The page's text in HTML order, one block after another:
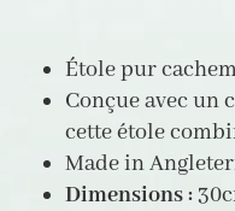
étole
tartan,
pur
cachemire
Étole pur
Conçue avec un
cette étole
Made in
Dimensions :